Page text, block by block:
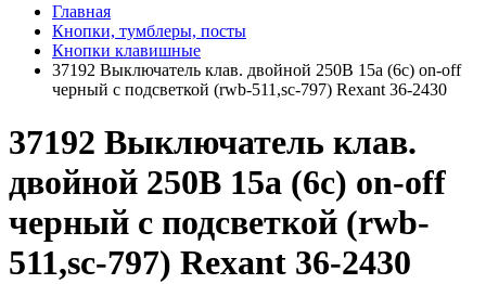
Главная
Кнопки, тумблеры, посты
Кнопки клавишные
37192 Выключатель клав. двойной 250В 15а (6с) on-off
черный с подсветкой (rwb-511,sc-797) Rexant 36-2430
37192 Выключатель клав.
двойной 250В 15а (6с) on-off
черный с подсветкой (rwb-
511,sc-797) Rexant 36-2430